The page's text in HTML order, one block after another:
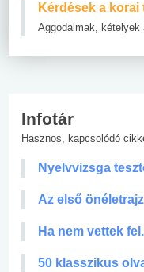
Kérdések a korai
Aggodalmak, kételyek
Infotár
Hasznos, kapcsolódó
Nyelvvizsga
Az első önéletrajz
Ha nem vettek
50 klasszikus